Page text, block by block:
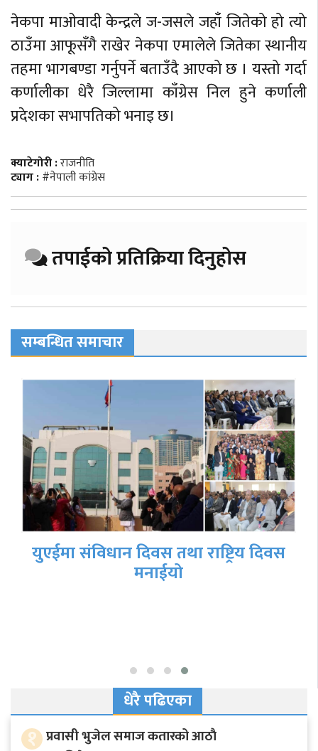
नेकपा माओवादी केन्द्रले ज-जसले जहाँ जितेको हो त्यो
ठाउँमा आफूसँगै राखेर नेकपा एमालेले जितेका स्थानीय
तहमा भागबण्डा गर्नुपर्ने बताउँदै आएको छ । यस्तो गर्दा
कर्णालीका धेरै जिल्लामा काँग्रेस निल हुने कर्णाली
प्रदेशका सभापतिको भनाइ छ।
क्याटेगोरी :राजनीति
ट्याग :#नेपाली कांग्रेस
तपाईको प्रतिक्रिया दिनुहोस
सम्बन्धित समाचार
युएईमा संविधान दिवस तथा राष्ट्रिय दिवस
मनाईयो
धेरै पढिएका
१ प्रवासी भुजेल समाज कतारको आठाै